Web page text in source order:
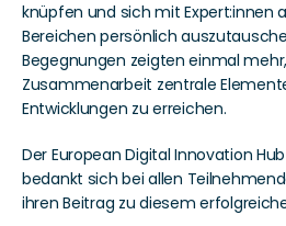
knüpfen und sich mit Expert:innen
Bereichen persönlich
Begegnungen zeigten einmal
Zusammenarbeit zentrale
Entwicklungen zu erreichen.
Der European Digital Innovation
bedankt sich bei allen
ihren Beitrag zu diesem